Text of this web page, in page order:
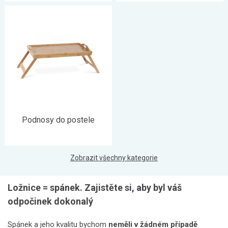
Podnosy do postele
Zobrazit všechny kategorie
Ložnice = spánek. Zajistěte si, aby byl váš
odpočinek dokonalý
Spánek a jeho kvalitu bychom neměli v žádném případě